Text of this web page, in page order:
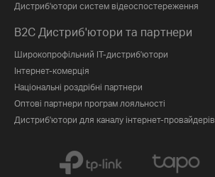
Дистриб'ютори систем відеоспостереження
B2C Дистриб'ютори та партнери
Широкопрофільний IT-дистриб'ютори
Інтернет-комерція
Національні роздрібні партнери
Оптові партнери програм лояльності
Дистриб'ютори для каналу інтернет-провайдерів